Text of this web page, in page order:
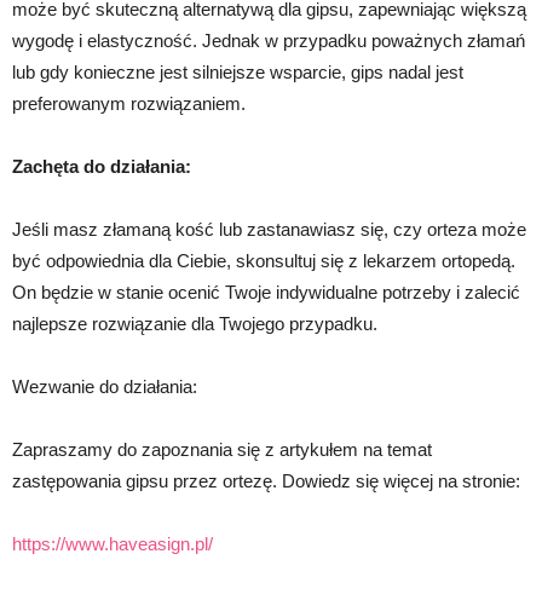
może być skuteczną alternatywą dla gipsu, zapewniając większą
wygodę i elastyczność. Jednak w przypadku poważnych złamań
lub gdy konieczne jest silniejsze wsparcie, gips nadal jest
preferowanym rozwiązaniem.
Zachęta do działania:
Jeśli masz złamaną kość lub zastanawiasz się, czy orteza może
być odpowiednia dla Ciebie, skonsultuj się z lekarzem ortopedą.
On będzie w stanie ocenić Twoje indywidualne potrzeby i zalecić
najlepsze rozwiązanie dla Twojego przypadku.
Wezwanie do działania:
Zapraszamy do zapoznania się z artykułem na temat
zastępowania gipsu przez ortezę. Dowiedz się więcej na stronie:
https://www.haveasign.pl/